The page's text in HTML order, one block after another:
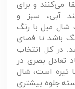
می‌کنند و برای
آبی، سبز و
مبل با رنگ
باشد تا فضای
در کل انتخاب
تعادل بصری در
تیره است، شال
جلوه بیشتری